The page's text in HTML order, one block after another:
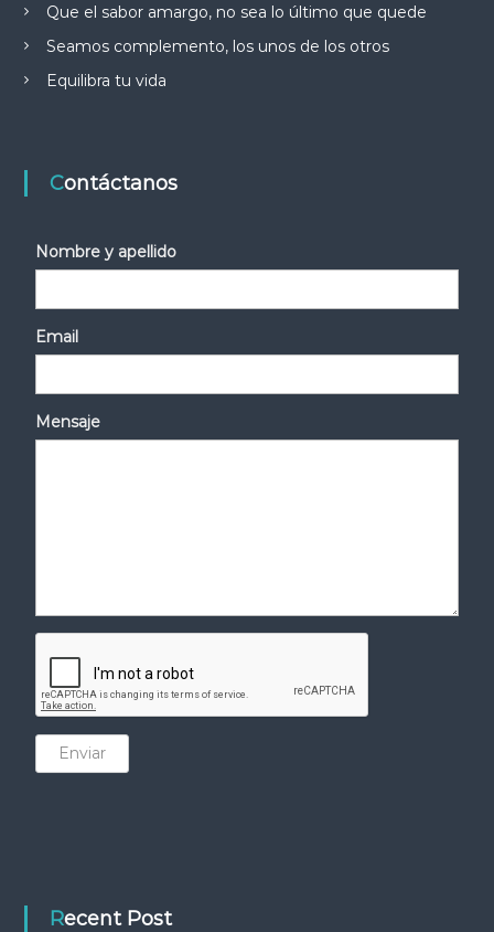
Que el sabor amargo, no sea lo último que quede
Seamos complemento, los unos de los otros
Equilibra tu vida
Contáctanos
Nombre y apellido
Email
Mensaje
Enviar
Recent Post